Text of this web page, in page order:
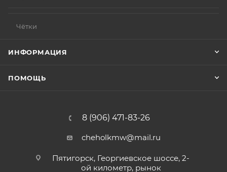
Чётки
ИНФОРМАЦИЯ
ПОМОЩЬ
8 (906) 471-83-26
cheholkmw@mail.ru
Пятигорск, Георгиевское шоссе, 2-
ой километр, рынок